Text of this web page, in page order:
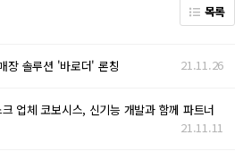
목록
장 솔루션 '바로더' 론칭 21.11.26
업체 코보시스, 신기능 개발과 함께 파트너
21.11.11